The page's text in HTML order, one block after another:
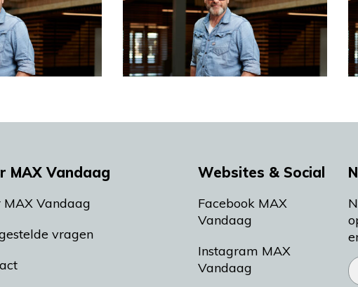
MAX Vandaag
MAX Vandaag
vragen
Websites & Social
Facebook MAX
Vandaag
Instagram MAX
Vandaag